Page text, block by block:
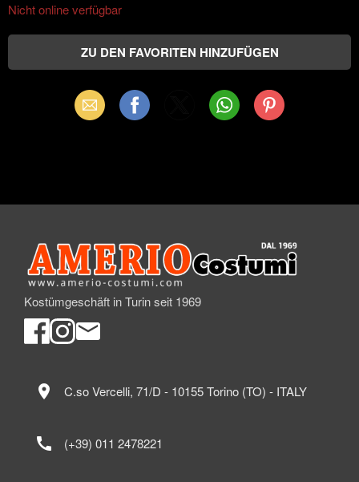
Nicht online verfügbar
Email Facebook WhatsAppPinterest
Kostümgeschäft in Turin seit 1969
location_on C.so Vercelli, 71/D - 10155 Torino (TO) - ITALY
call (+39) 011 2478221